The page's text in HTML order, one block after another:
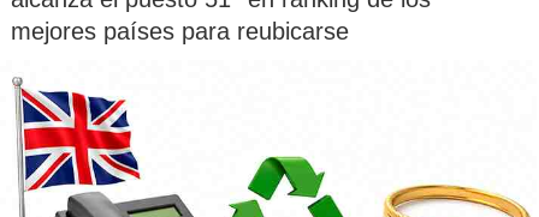
mejores países para reubicarse